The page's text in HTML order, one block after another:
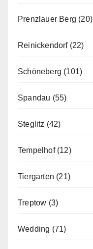
Prenzlauer Berg (20)
Reinickendorf(22)
Schöneberg (101)
Spandau (55)
Steglitz (42)
Tempelhof(12)
Tiergarten (21)
Treptow (3)
Wedding (71)